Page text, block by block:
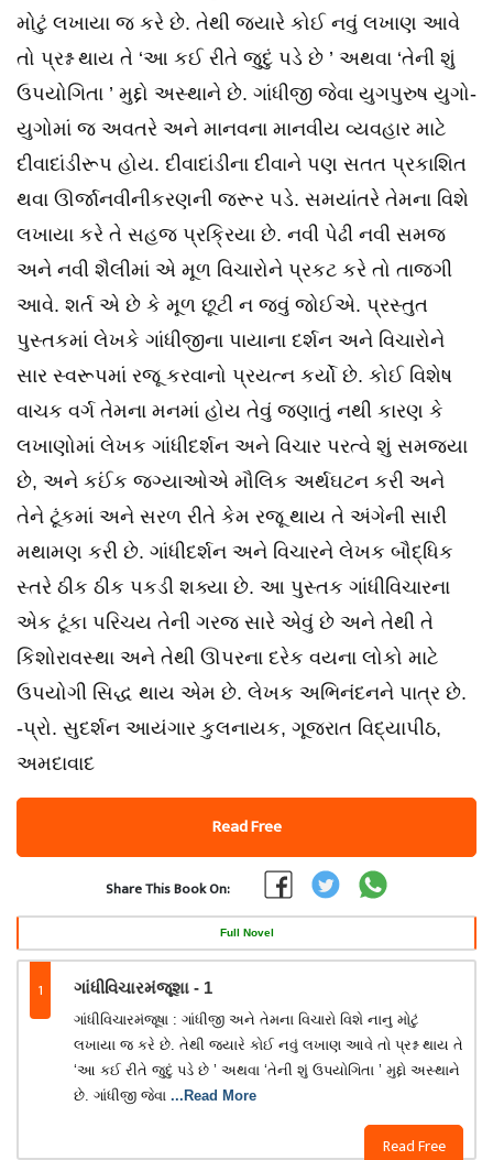
મોટું લખાયા જ કરે છે. તેથી જ્યારે કોઈ નવું લખાણ આવે
તો પ્રશ્ન થાય તે ‘આ કઈ રીતે જુદું પડે છે ’ અથવા ‘તેની શું
ઉપયોગિતા ’ મુદ્દો અસ્થાને છે. ગાંધીજી જેવા યુગપુરુષ યુગો-
યુગોમાં જ અવતરે અને માનવના માનવીય વ્યવહાર માટે
દીવાદાંડીરૂપ હોય. દીવાદાંડીના દીવાને પણ સતત પ્રકાશિત
થવા ઊર્જાનવીનીકરણની જરૂર પડે. સમયાંતરે તેમના વિશે
લખાયા કરે તે સહજ પ્રક્રિયા છે. નવી પેઢી નવી સમજ
અને નવી શૈલીમાં એ મૂળ વિચારોને પ્રકટ કરે તો તાજગી
આવે. શર્ત એ છે કે મૂળ છૂટી ન જવું જોઈએ. પ્રસ્તુત
પુસ્તકમાં લેખકે ગાંધીજીના પાયાના દર્શન અને વિચારોને
સાર સ્વરૂપમાં રજૂ કરવાનો પ્રયત્ન કર્યો છે. કોઈ વિશેષ
વાચક વર્ગ તેમના મનમાં હોય તેવું જણાતું નથી કારણ કે
લખાણોમાં લેખક ગાંધીદર્શન અને વિચાર પરત્વે શું સમજ્યા
છે, અને કઈંક જગ્યાઓએ મૌલિક અર્થઘટન કરી અને
તેને ટૂંકમાં અને સરળ રીતે કેમ રજૂ થાય તે અંગેની સારી
મથામણ કરી છે. ગાંધીદર્શન અને વિચારને લેખક બૌદ્ધિક
સ્તરે ઠીક ઠીક પકડી શક્યા છે. આ પુસ્તક ગાંધીવિચારના
એક ટૂંકા પરિચય તેની ગરજ સારે એવું છે અને તેથી તે
કિશોરાવસ્થા અને તેથી ઊપરના દરેક વયના લોકો માટે
ઉપયોગી સિદ્ધ થાય એમ છે. લેખક અભિનંદનને પાત્ર છે.
-પ્રો. સુદર્શન આયંગાર કુલનાયક, ગૂજરાત વિદ્યાપીઠ,
અમદાવાદ
Read Free
Share This Book On:
Full Novel
1 ગાંધીવિચારમંજૂશા - 1
Read Free
ગાંધીવિચારમંજૂષા : ગાંધીજી અને તેમના વિચારો વિશે નાનુ મોટું
લખાયા જ કરે છે. તેથી જ્યારે કોઈ નવું લખાણ આવે તો પ્રશ્ન થાય તે
‘આ કઈ રીતે જુદું પડે છે ’ અથવા ‘તેની શું ઉપયોગિતા ’ મુદ્દો અસ્થાને
છે. ગાંધીજી જેવા ...Read More